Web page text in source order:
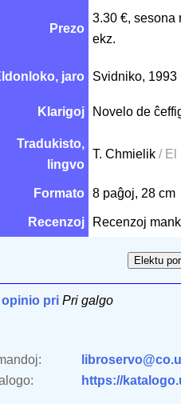
Prezo
3.30 €, sesona
ekz.
jaro Svidniko, 1993
Klarigoj Novelo de
Tradukisto,
lingvo
T. Chmielik / El
Formato 8 paĝoj, 28 cm
Recenzoj Recenzoj
opinio pri Pri galgo
https://